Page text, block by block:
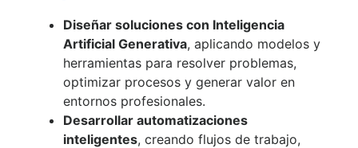
Diseñar soluciones con Inteligencia
Artificial Generativa, aplicando modelos y
herramientas para resolver problemas,
optimizar procesos y generar valor en
entornos profesionales.
Desarrollar automatizaciones
inteligentes, creando flujos de trabajo,